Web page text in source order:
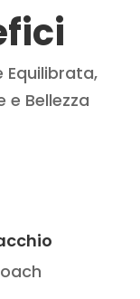
Equilibrata,
e Bellezza